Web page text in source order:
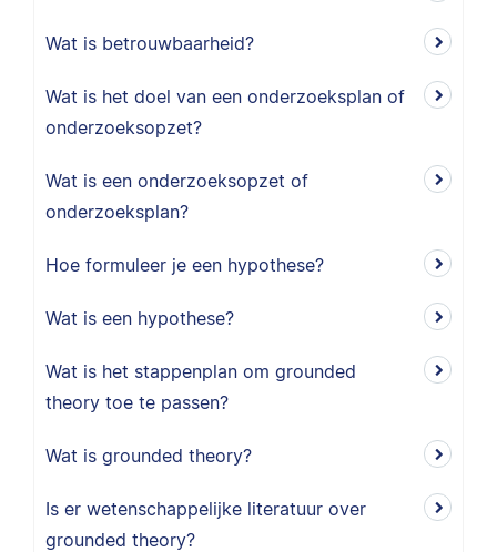
Wat is betrouwbaarheid?
Wat is het doel van een onderzoeksplan of
onderzoeksopzet?
Wat is een onderzoeksopzet of
onderzoeksplan?
Hoe formuleer je een hypothese?
Wat is een hypothese?
Wat is het stappenplan om grounded
theory toe te passen?
Wat is grounded theory?
Is er wetenschappelijke literatuur over
grounded theory?